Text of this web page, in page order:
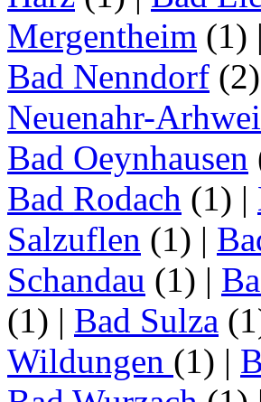
Mergentheim (1) |
Bad Nenndorf (2)
Neuenahr-
Bad Oeynhausen
Bad Rodach (1) |
Salzuflen (1) |
Schandau (1) |
(1) | Bad Sulza
Wildungen (1) |